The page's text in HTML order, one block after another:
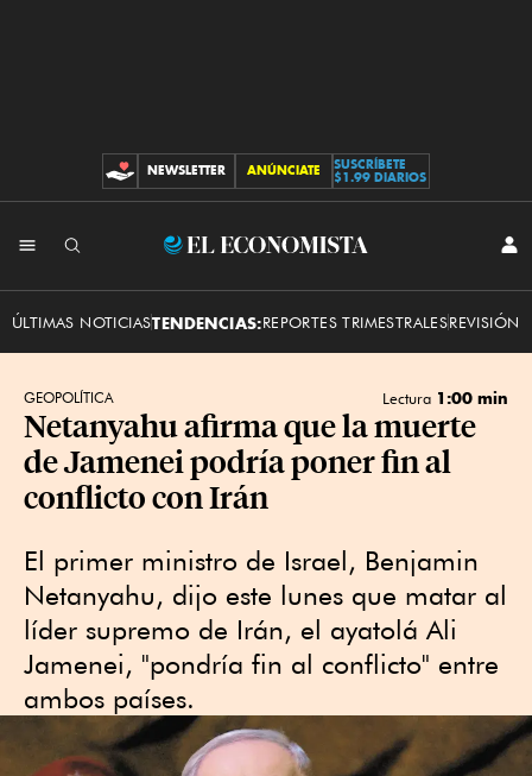
CONTRIBUCIONES
NEWSLETTER ANÚNCIATE
SUSCRÍBETE
$1.99 DIARIOS
El
ÚLTIMAS NOTICIASTENDENCIAS:REPORTES TRIMESTRALESREVISIÓN
GEOPOLÍTICA Lectura 1:00 min
Netanyahu afirma que la muerte
de Jamenei podría poner fin al
conflicto con Irán
El primer ministro de Israel, Benjamin
Netanyahu, dijo este lunes que matar al
líder supremo de Irán, el ayatolá Ali
Jamenei, "pondría fin al conflicto" entre
ambos países.